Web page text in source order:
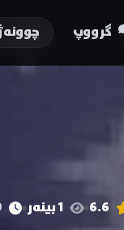
گرووپ
6.6 1 بینەر